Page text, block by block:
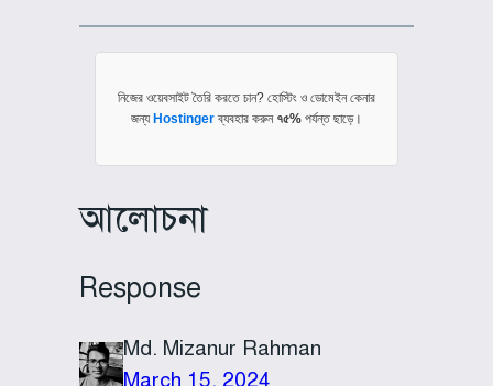
নিজের ওয়েবসাইট তৈরি করতে চান? হোস্টিং ও ডোমেইন কেনার
জন্য Hostingerব্যবহার করুন ৭৫% পর্যন্ত ছাড়ে।
আলোচনা
Response
Md. Mizanur Rahman
March 15, 2024